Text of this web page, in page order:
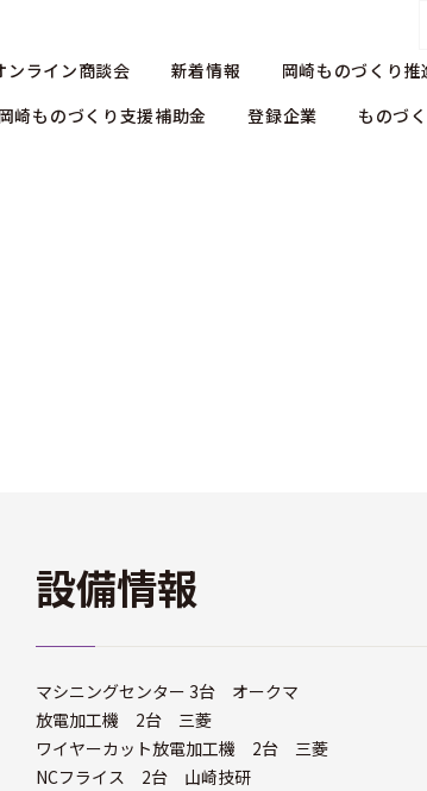
ンライン商談会 新着情報 岡崎ものづくり
岡崎ものづくり支援補助金 登録企業 ものづ
設備情報
マシニングセンター 3台 オークマ
放電加工機 2台 三菱
ワイヤーカット放電加工機 2台 三菱
NCフライス 2台 山崎技研